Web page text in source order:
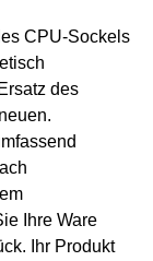
CPU-Sockels
des
Ihre Ware
Ihr Produkt